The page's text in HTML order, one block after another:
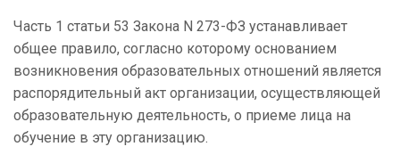
Часть 1 статьи 53 Закона N 273-ФЗ устанавливает
общее правило, согласно которому основанием
возникновения образовательных отношений является
распорядительный акт организации, осуществляющей
образовательную деятельность, о приеме лица на
обучение в эту организацию.